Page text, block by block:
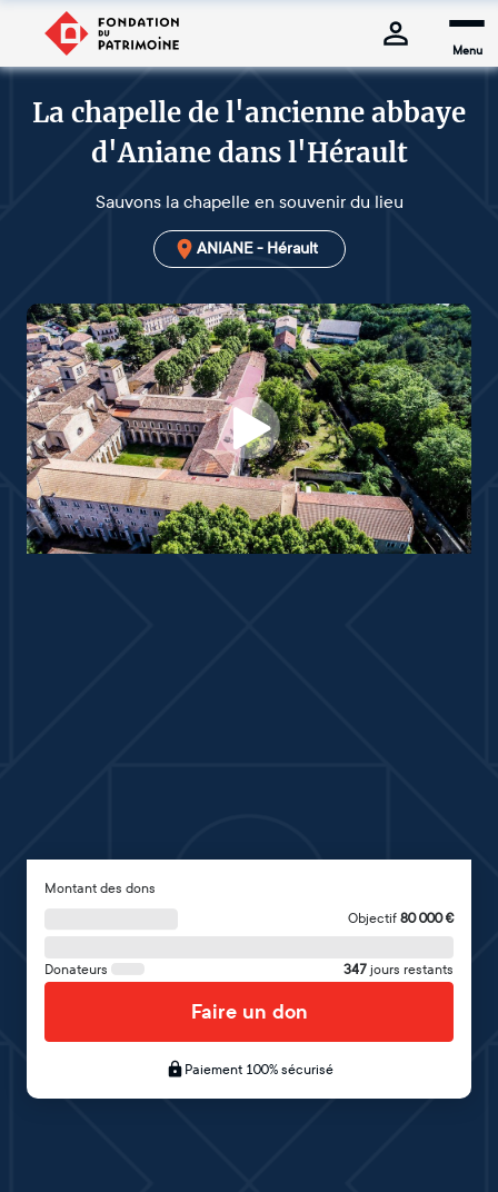
Menu
La chapelle de l'ancienne abbaye
d'Aniane dans l'Hérault
Sauvons la chapelle en souvenir du lieu
ANIANE - Hérault
Montant des dons
Objectif 80 000€
Donateurs 347 jours restants
Faire un don
Paiement 100% sécurisé